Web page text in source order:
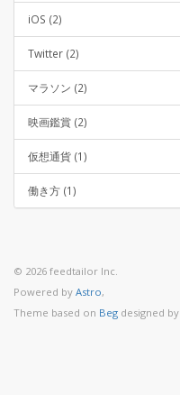
iOS (2)
Twitter (2)
マラソン (2)
映画鑑賞 (2)
仮想通貨 (1)
働き方 (1)
© 2026 feedtailor Inc.
Powered by Astro,
Theme based on Beg designed by